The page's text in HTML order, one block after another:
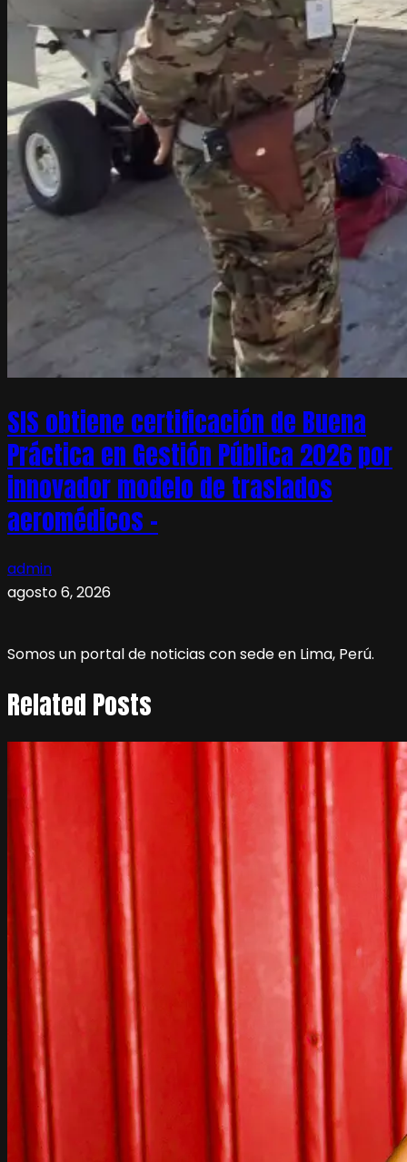
SIS obtiene certificación de Buena
Práctica en Gestión Pública 2026 por
innovador modelo de traslados
aeromédicos –
admin
agosto 6, 2026
Somos un portal de noticias con sede en Lima, Perú.
Related Posts